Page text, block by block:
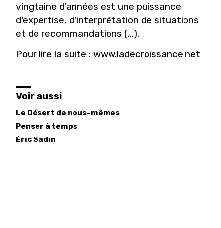
vingtaine d'années est une puissance
d'expertise, d'interprétation de situations
et de recommandations (...).
Pour lire la suite : www.ladecroissance.net
Voir aussi
Le Désert de nous-mêmes
Penser à temps
ÉricSadin